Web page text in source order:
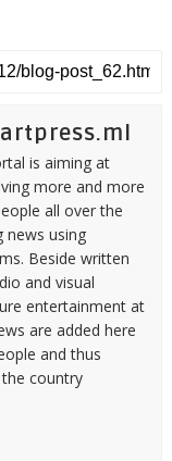
is aiming at
more and more
all over the
news using
Beside written
and visual
entertainment at
are added here
and thus
country